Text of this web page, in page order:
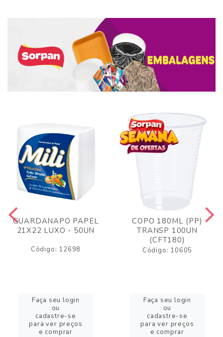
GUARDANAPO PAPEL
21X22 LUXO - 50UN
Código: 12698
Faça seu login
ou
cadastre-se
para ver preços
e comprar
COPO 180ML (PP)
TRANSP 100UN
(CFT180)
Código: 10605
Faça seu login
ou
cadastre-se
para ver preços
e comprar